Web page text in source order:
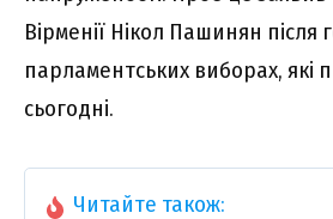
Вірменії Нікол Пашинян після
парламентських виборах, які
сьогодні.
Читайте також: